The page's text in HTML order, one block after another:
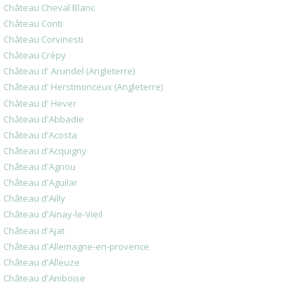
Château Cheval Blanc
Château Conti
Château Corvinesti
Château Crépy
Château d' Arundel (Angleterre)
Château d' Herstmonceux (Angleterre)
Château d' Hever
Château d'Abbadie
Château d'Acosta
Château d'Acquigny
Château d'Agnou
Château d'Aguilar
Château d'Ailly
Château d'Ainay-le-Vieil
Château d'Ajat
Château d'Allemagne-en-provence
Château d'Alleuze
Château d'Amboise